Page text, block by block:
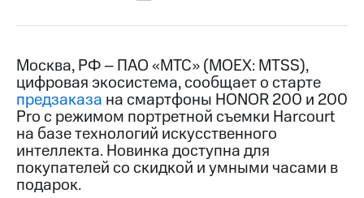
Медиа-центр
Пресс-
релизы
МТС
о технологиях
Достижения
Москва, РФ – ПАО «МТС» (MOEX: MTSS),
цифровая экосистема, сообщает о старте
предзаказа на смартфоны HONOR 200 и 200
Pro с режимом портретной съемки Harcourt
на базе технологий искусственного
интеллекта. Новинка доступна для
покупателей со скидкой и умными часами в
подарок.